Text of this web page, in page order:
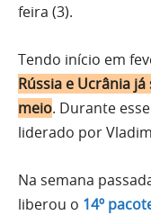
feira (3).
Tendo início em
Rússia e Ucrânia
meio. Durante
liderado por
Na semana
liberou o 14º